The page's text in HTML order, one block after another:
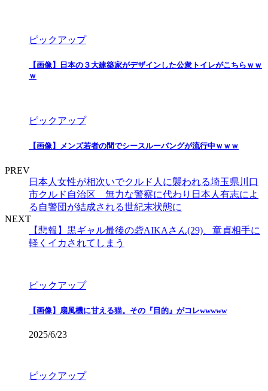
ピックアップ
【画像】日本の３大建築家がデザインした公衆トイレがこちらｗｗ
ｗ
ピックアップ
【画像】メンズ若者の間でシースルーバングが流行中ｗｗｗ
PREV
日本人女性が相次いでクルド人に襲われる埼玉県川口
市クルド自治区 無力な警察に代わり日本人有志によ
る自警団が結成される世紀末状態に
NEXT
【悲報】黒ギャル最後の砦AIKAさん(29)、童貞相手に
軽くイカされてしまう
ピックアップ
【画像】扇風機に甘える猫。その『目的』がコレwwwww
2025/6/23
ピックアップ